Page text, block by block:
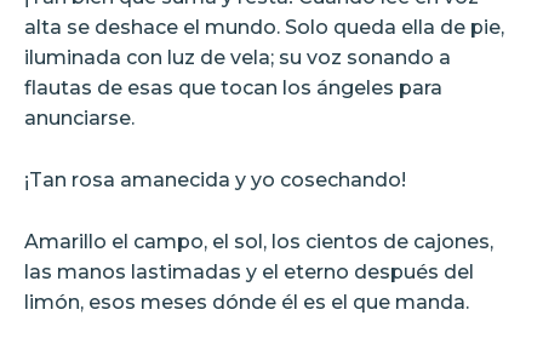
alta se deshace el mundo. Solo queda ella de pie,
iluminada con luz de vela; su voz sonando a
flautas de esas que tocan los ángeles para
anunciarse.
¡Tan rosa amanecida y yo cosechando!
Amarillo el campo, el sol, los cientos de cajones,
las manos lastimadas y el eterno después del
limón, esos meses dónde él es el que manda.